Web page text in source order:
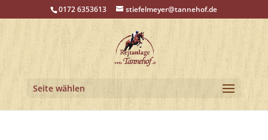
0172 6353613 stiefelmeyer@tannehof.de
Seite wählen